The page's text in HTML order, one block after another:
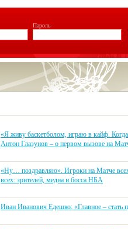
Пароль
«Я живу баскетболом, играю в кайф.
Антон Глазунов – о первом вызове на
«Ну… поздравляю». Игроки на Матче
всех: зрителей, медиа и босса НБА
Иван Иванович Едешко: «Главное – стать